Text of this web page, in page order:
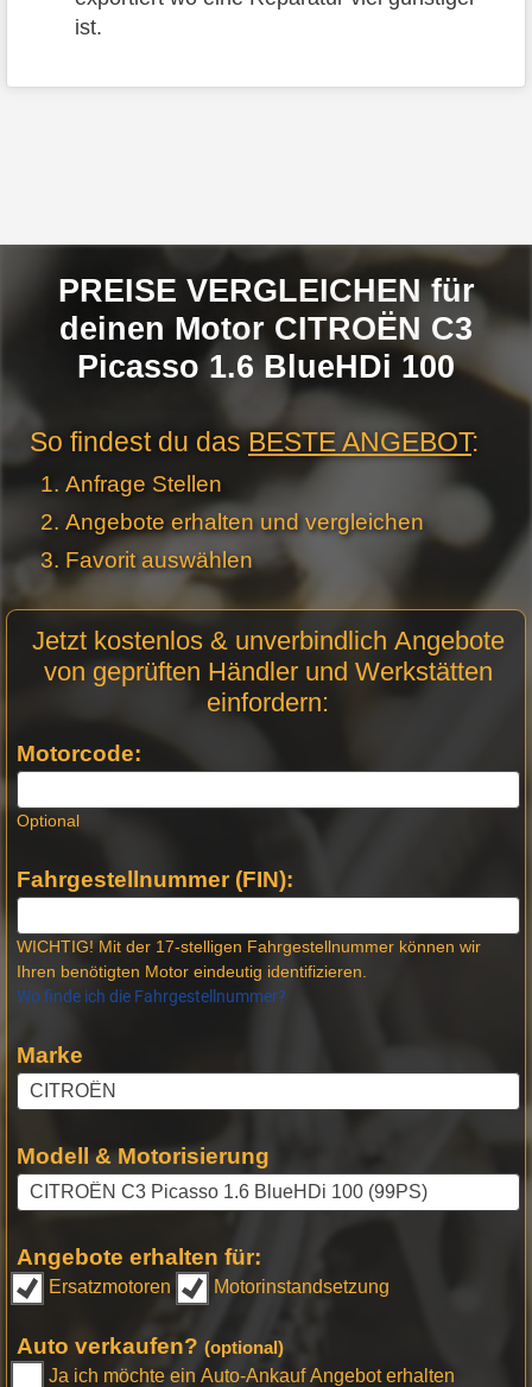
ist.
PREISE VERGLEICHEN für
deinen Motor CITROËN C3
Picasso 1.6 BlueHDi 100
So findest du dasBESTE ANGEBOT:
Anfrage Stellen
Angebote erhalten und vergleichen
Favorit auswählen
Anfrage
Stellen -
Jetzt kostenlos & unverbindlich Angebote
von geprüften Händler und Werkstätten
einfordern:
Motorcode:
Optional
Fahrgestellnummer (FIN):
WICHTIG! Mit der 17-stelligen Fahrgestellnummer können wir
Ihren benötigten Motor eindeutig identifizieren.
Wo finde ich die Fahrgestellnummer?
Marke
Modell & Motorisierung
Angebote erhalten für:
Ersatzmotoren Motorinstandsetzung
Auto verkaufen? (optional)
Ja ich möchte ein Auto-Ankauf Angebot erhalten